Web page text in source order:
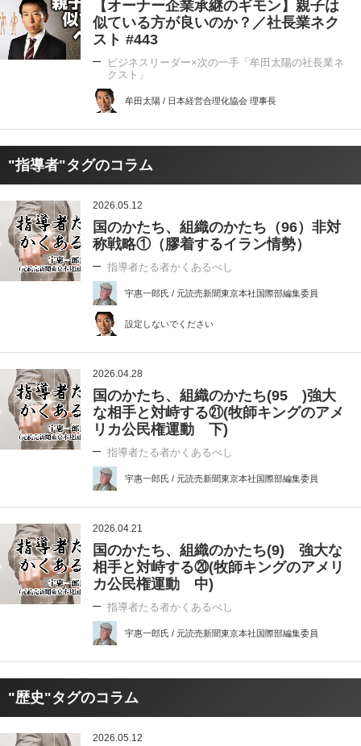
【オーナー企業承継のギモン】親子は
似ている方が良いのか？／社長業ネク
スト #443
ビジネスリーダー×次の一手「牟田太陽の社長業ネ
クスト」
牟田太陽 / 日本経営合理化協会 理事長
"指導者"タグのコラム
2026.05.12
国のかたち、組織のかたち（96）非対
称戦略①（膠着するイラン情勢）
指導者たる者かくあるべし
宇惠一郎氏 / 元読売新聞東京本社国際部編集委員
設定しないでください
2026.04.28
国のかたち、組織のかたち(95 )強大
な相手と対峙する㉑(牧師キングのアメ
リカ公民権運動 下)
指導者たる者かくあるべし
宇惠一郎氏 / 元読売新聞東京本社国際部編集委員
2026.04.21
国のかたち、組織のかたち(9) 強大な
相手と対峙する⑳(牧師キングのアメリ
カ公民権運動 中)
指導者たる者かくあるべし
宇惠一郎氏 / 元読売新聞東京本社国際部編集委員
"歴史"タグのコラム
2026.05.12